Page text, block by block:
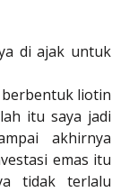
di ajak untuk
liotin
itu saya jadi
akhirnya
emas itu
tidak terlalu